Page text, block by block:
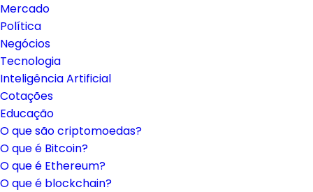
Mercado
Política
Negócios
Tecnologia
Inteligência Artificial
Cotações
Educação
O que são criptomoedas?
O que é Bitcoin?
O que é Ethereum?
O que é blockchain?